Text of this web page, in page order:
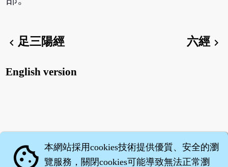
chevron_left足三陽經 六經chevron_right
English version
cookie 本網站採用cookies技術提供優質、安全的瀏
覽服務，關閉cookies可能導致無法正常瀏